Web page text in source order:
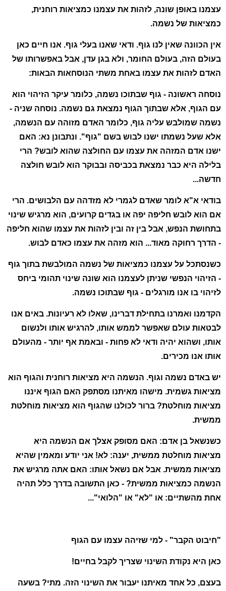
עצמנו באופן שונה, לזהות את עצמנו כמציאות רוחנית,
כמציאות של נשמה.
אין הכוונה שאין לנו גוף. ודאי שאנו בעלי גוף. אנו חיים כאן
בעולם הזה, בעולם החומר, ולא בגן עדן, אבל באפשרותו של
האדם לזהות את עצמו באחת משתי הנוסחאות הבאות:
נוסחה ראשונה - גוף שבתוכו נשמה, כלומר עיקר הזיהוי הוא
עם הגוף, אלא שבתוך הגוף נמצאת גם נשמה. נוסחה שניה -
נשמה שמולבש עליה גוף, כלומר האדם מזוהה עם הנשמה,
אלא שעל נשמתו ישנו לבוש בשם "גוף". ונתבונן נא: האם
ישנו אדם המזהה את עצמו עם החולצה שהוא לובש? הרי
בלילה היא כבר נמצאת בכביסה ובבוקר הוא לובש חולצה
חדשה...
בודאי א"א לומר שאדם לגמרי לא מזדהה עם הלבושים. הרי
אם הוא לובש חליפה יפה או בגדים קרועים, הוא מרגיש שינוי
בתחושת הנפש, אבל בין זה ובין לזהות את עצמו שהוא חליפה
- הדרך רחוקה מאוד... הוא מזהה את עצמו כאדם לבוש.
כשנסתכל על עצמנו כמציאות של נשמה המולבשת בתוך גוף
- הזיהוי הנפשי שניתן לעצמנו הוא שונה שינוי תהומי ביחס
לזיהוי בו אנו מורגלים - גוף שבתוכו נשמה.
הקדמנו ואמרנו בתחילת דברינו, שאלו לא רעיונות. באים אנו
לבטאות עולם שאפשר לממש אותו, להרגיש אותו ולנשום
אותו, ושהוא יהיה ודאי לא פחות - ובאמת אף יותר - מהעולם
אותו אנו מכירים.
יש באדם נשמה וגוף. הנשמה היא מציאות רוחנית והגוף הוא
מציאות גשמית. מישהו מאיתנו מסתפק האם הגוף איננו
מציאות מוחלטת? ברור לכולנו שהגוף הוא מציאות מוחלטת
ממשית.
כשנשאל בן אדם: האם מסופק אצלך אם הנשמה היא
מציאות מוחלטת ממשית, יענה: לא! אני יודע ומאמין שהיא
מציאות ממשית. אבל אם נשאל אותו: האם אתה מרגיש את
הנשמה כמציאות ממשית? - כאן התשובה בדרך כלל תהיה
אחת מהשתיים: או "לא" או "הלואי"...
"חיבוט הקבר" - למי שזיהה עצמו עם הגוף
כאן היא נקודת השינוי שצריך לקבל בחיים!
בעצם, כל אחד מאיתנו יעבור את השינוי הזה. מתי? בשעה